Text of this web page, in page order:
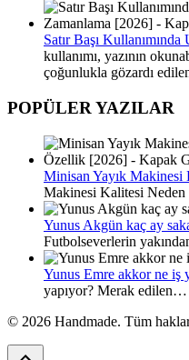
Satır Başı
kullanımı, yazının
çoğunlukla gözardı
POPÜLER YAZILAR
Minisan Yayık Makinesi
Makinesi Kalitesi
Yunus Akgün kaç ay
Futbolseverlerin
Yunus Emre akkor ne iş
yapıyor? Merak edilen…
© 2026 Handmade. Tüm